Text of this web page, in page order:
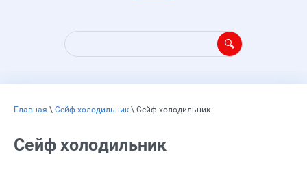
Главная \ Сейф холодильник \ Сейф холодильник
Сейф холодильник